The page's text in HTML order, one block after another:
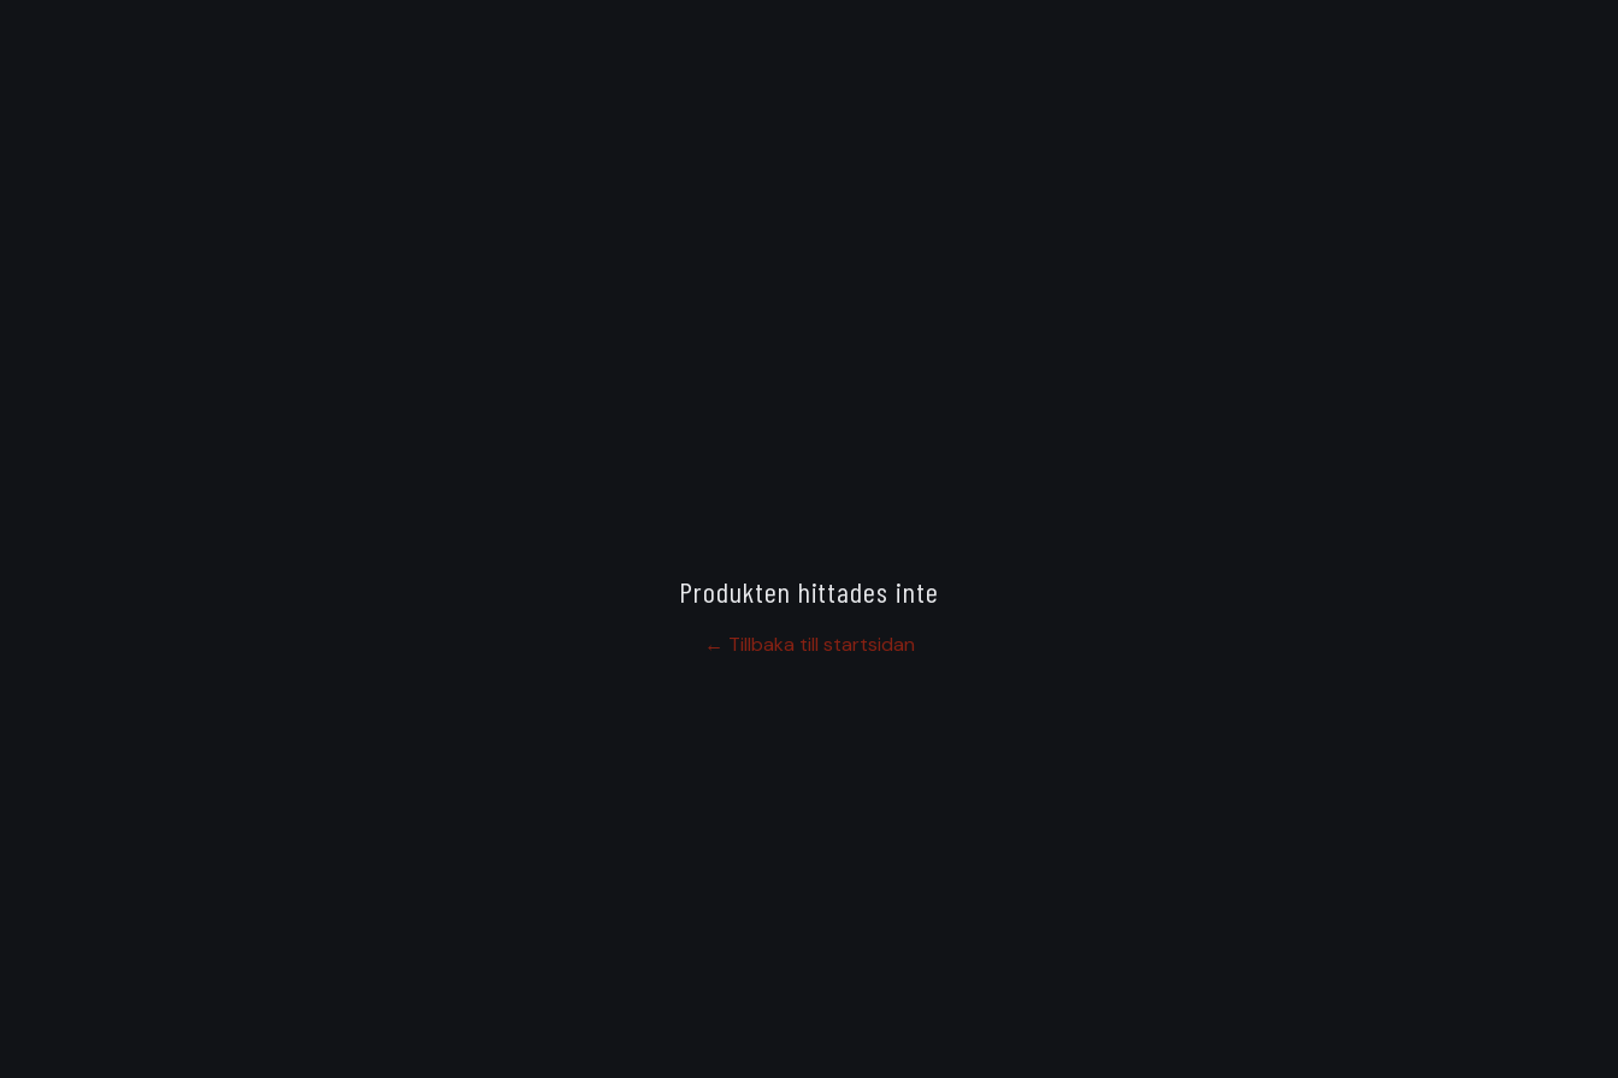
Produkten hittades inte
← Tillbaka till startsidan